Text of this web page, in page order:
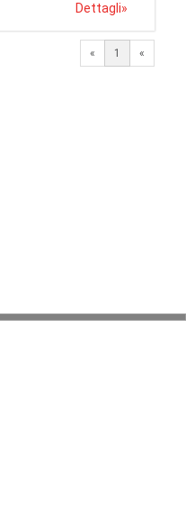
Dettagli»
« 1 «